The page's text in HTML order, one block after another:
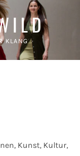
Kunst, Kultur,